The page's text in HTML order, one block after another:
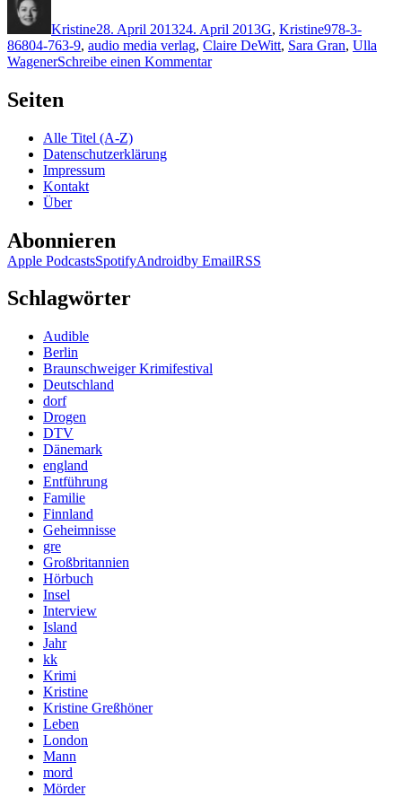
Kristine28. April 201324. April 2013G, Kristine978-3-
86804-763-9, audio media verlag, Claire DeWitt, Sara Gran, Ulla
WagenerSchreibe einen Kommentarzu
Seiten
Alle Titel (A-Z)
Datenschutzerklärung
Impressum
Kontakt
Über
Abonnieren
Apple PodcastsSpotifyAndroidby EmailRSS
Schlagwörter
Audible
Berlin
Braunschweiger Krimifestival
Deutschland
dorf
Drogen
DTV
Dänemark
england
Entführung
Familie
Finnland
Geheimnisse
gre
Großbritannien
Hörbuch
Insel
Interview
Island
Jahr
kk
Krimi
Kristine
Kristine Greßhöner
Leben
London
Mann
mord
Mörder